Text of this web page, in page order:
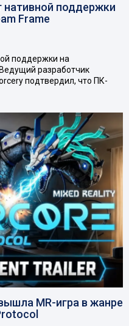
нативной поддержки
Frame
поддержки на
разработчик
подтвердил, что ПК-
MR-игра в жанре